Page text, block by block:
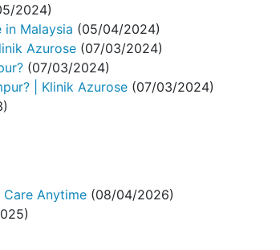
2024)
in Malaysia (05/04/2024)
Azurose (07/03/2024)
(07/03/2024)
| Klinik Azurose (07/03/2024)
Anytime (08/04/2026)